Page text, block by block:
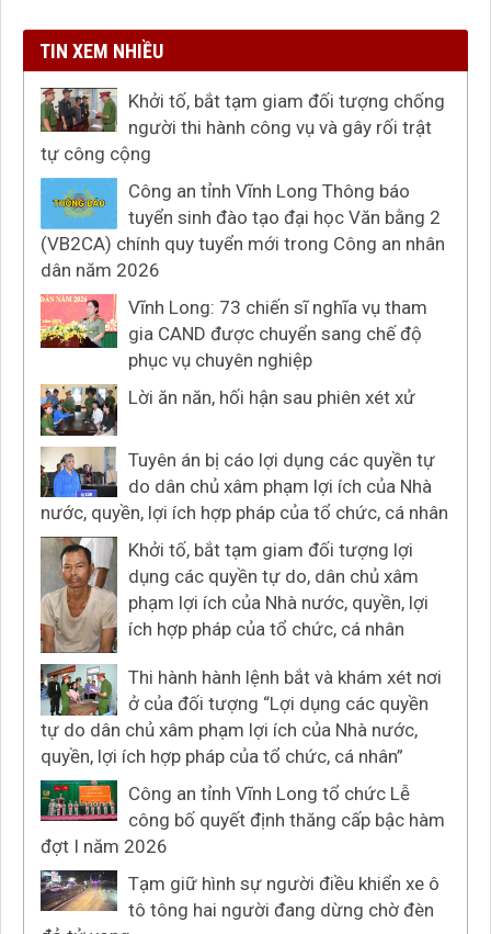
TIN XEM NHIỀU
Khởi tố, bắt tạm giam đối tượng chống
người thi hành công vụ và gây rối trật
tự công cộng
Công an tỉnh Vĩnh Long Thông báo
tuyển sinh đào tạo đại học Văn bằng 2
(VB2CA) chính quy tuyển mới trong Công an nhân
dân năm 2026
Vĩnh Long: 73 chiến sĩ nghĩa vụ tham
gia CAND được chuyển sang chế độ
phục vụ chuyên nghiệp
Lời ăn năn, hối hận sau phiên xét xử
Tuyên án bị cáo lợi dụng các quyền tự
do dân chủ xâm phạm lợi ích của Nhà
nước, quyền, lợi ích hợp pháp của tổ chức, cá nhân
Khởi tố, bắt tạm giam đối tượng lợi
dụng các quyền tự do, dân chủ xâm
phạm lợi ích của Nhà nước, quyền, lợi
ích hợp pháp của tổ chức, cá nhân
Thi hành hành lệnh bắt và khám xét nơi
ở của đối tượng “Lợi dụng các quyền
tự do dân chủ xâm phạm lợi ích của Nhà nước,
quyền, lợi ích hợp pháp của tổ chức, cá nhân”
Công an tỉnh Vĩnh Long tổ chức Lễ
công bố quyết định thăng cấp bậc hàm
đợt I năm 2026
Tạm giữ hình sự người điều khiển xe ô
tô tông hai người đang dừng chờ đèn